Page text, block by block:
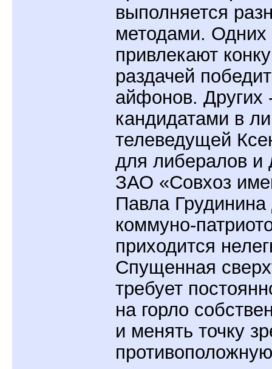
выполняется
методами. Одних
привлекают
раздачей
айфонов. Других
кандидатами в
телеведущей
для либералов и
ЗАО «Совхоз
Павла Грудинина
коммуно-
приходится
Спущенная
требует
на горло
и менять точку